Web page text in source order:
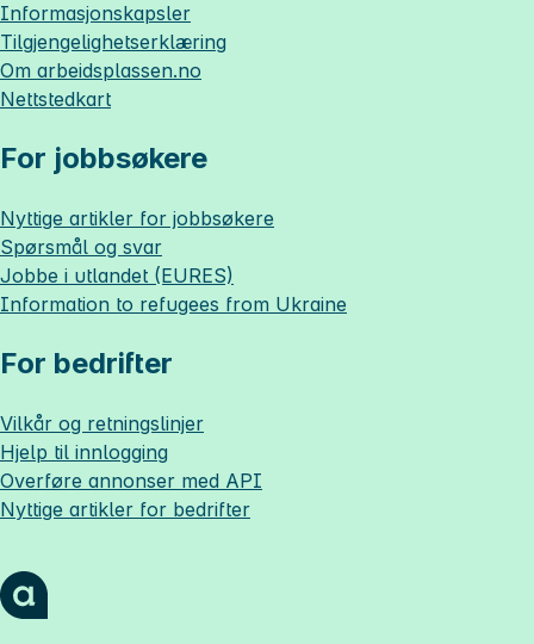
Informasjonskapsler
Tilgjengelighetserklæring
Om arbeidsplassen.no
Nettstedkart
For jobbsøkere
Nyttige artikler for jobbsøkere
Spørsmål og svar
Jobbe i utlandet (EURES)
Information to refugees from Ukraine
For bedrifter
Vilkår og retningslinjer
Hjelp til innlogging
Overføre annonser med API
Nyttige artikler for bedrifter